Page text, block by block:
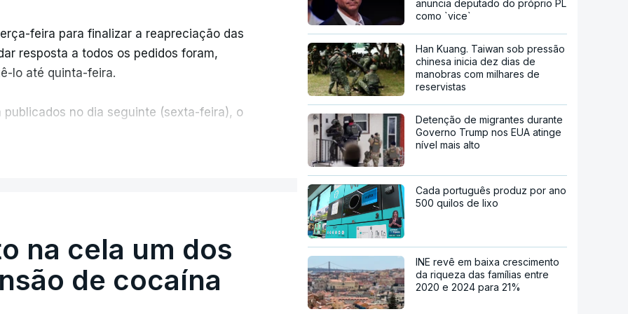
feira para finalizar a reapreciação das
resposta a todos os pedidos foram,
lo até quinta-feira.
no dia seguinte (sexta-feira), o
dias, apercebamo-nos que ainda estão a
, disse a professora à agência
a totalidade das reapreciações na
na cela um dos
de cocaína
anuncia deputado do próprio PL
como `vice`
Han Kuang. Taiwan sob pressão
chinesa inicia dez dias de
manobras com milhares de
reservistas
Detenção de migrantes durante
Governo Trump nos EUA atinge
nível mais alto
Cada português produz por ano
500 quilos de lixo
INE revê em baixa crescimento
da riqueza das famílias entre
2020 e 2024 para 21%